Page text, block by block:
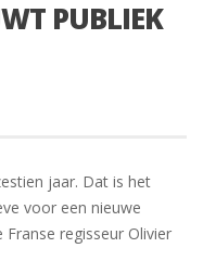
PUBLIEK
jaar. Dat is het
voor een nieuwe
regisseur Olivier